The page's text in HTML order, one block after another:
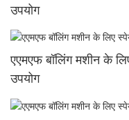
उपयोग
एएमएफ बॉलिंग मशीन के
उपयोग